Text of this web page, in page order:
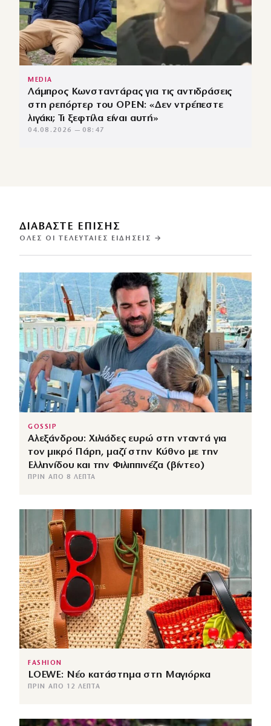
MEDIA
Λάμπρος Κωνσταντάρας για τις αντιδράσεις
στη ρεπόρτερ του OPEN: «Δεν ντρέπεστε
λιγάκι; Τι ξεφτίλα είναι αυτή»
04.08.2026 — 08:47
ΔΙΑΒΑΣΤΕ ΕΠΙΣΗΣ
ΌΛΕΣ ΟΙ ΤΕΛΕΥΤΑΊΕΣ ΕΙΔΉΣΕΙΣ →
GOSSIP
Αλεξάνδρου: Χιλιάδες ευρώ στη νταντά για
τον μικρό Πάρη, μαζί στην Κύθνο με την
Ελληνίδου και την Φιλιππινέζα (βίντεο)
ΠΡΙΝ ΑΠΌ 8 ΛΕΠΤΆ
FASHION
LOEWE: Νέο κατάστημα στη Μαγιόρκα
ΠΡΙΝ ΑΠΌ 12 ΛΕΠΤΆ